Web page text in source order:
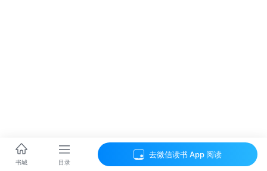
书城 目录
去微信读书 App 阅读